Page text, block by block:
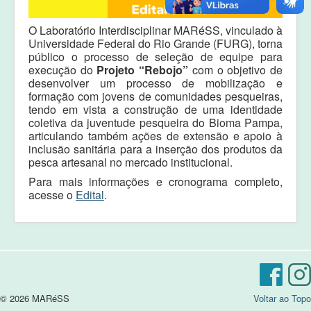
Laudos e pareceres
O Laboratório Interdisciplinar MARéSS, vinculado à
Universidade Federal do Rio Grande (FURG), torna
público o processo de seleção de equipe para
execução do Projeto “Rebojo” com o objetivo de
desenvolver um processo de mobilização e
formação com jovens de comunidades pesqueiras,
tendo em vista a construção de uma identidade
coletiva da juventude pesqueira do Bioma Pampa,
articulando também ações de extensão e apoio à
inclusão sanitária para a inserção dos produtos da
pesca artesanal no mercado institucional.
Para mais informações e cronograma completo,
acesse o Edital.
Voltar ao Topo
© 2026 MARéSS